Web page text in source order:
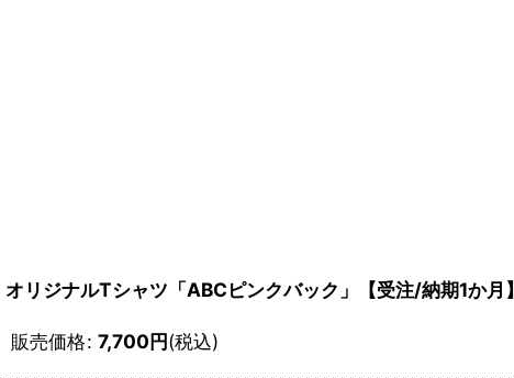
オリジナルTシャツ「ABCピンクバック」【受注/納期1か月】
販売価格: 7,700円(税込)